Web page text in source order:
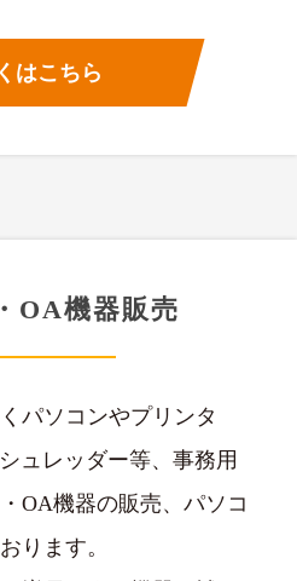
はこちら
OA機器販売
パソコンやプリンタ
ュレッダー等、事務用
OA機器の販売、パソコ
ります。